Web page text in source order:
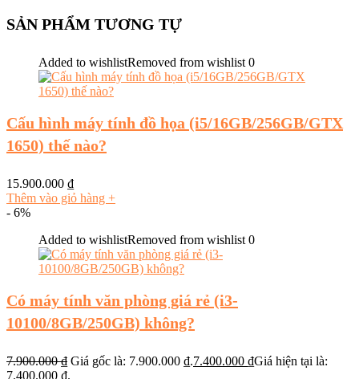
SẢN PHẨM TƯƠNG TỰ
Added to wishlistRemoved from wishlist 0
Cấu hình máy tính đồ họa (i5/16GB/256GB/GTX
1650) thế nào?
15.900.000 ₫
Thêm vào giỏ hàng +
- 6%
Added to wishlistRemoved from wishlist 0
Có máy tính văn phòng giá rẻ (i3-
10100/8GB/250GB) không?
7.900.000₫ Giá gốc là: 7.900.000 ₫.7.400.000 ₫Giá hiện tại là:
7.400.000 ₫.